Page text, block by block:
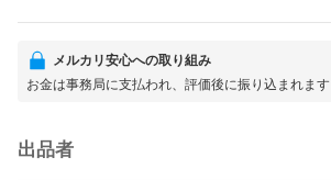
メルカリ安心への取り組み
お金は事務局に支払われ、評価後に振り込まれます
出品者